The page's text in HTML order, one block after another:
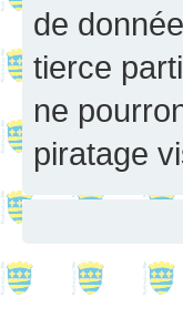
de
tierce
ne
piratage